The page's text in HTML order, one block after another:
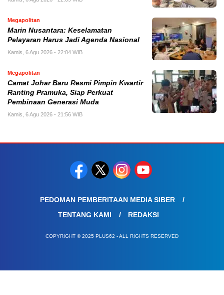
Megapolitan
Marin Nusantara: Keselamatan
Pelayaran Harus Jadi Agenda Nasional
Kamis, 6 Agu 2026 - 22:04 WIB
Megapolitan
Camat Johar Baru Resmi Pimpin Kwartir
Ranting Pramuka, Siap Perkuat
Pembinaan Generasi Muda
Kamis, 6 Agu 2026 - 21:56 WIB
PEDOMAN PEMBERITAAN MEDIA SIBER
TENTANG KAMI
REDAKSI
COPYRIGHT © 2025 PLUS62 - ALL RIGHTS RESERVED